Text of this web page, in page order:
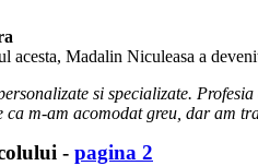
acesta, Madalin Niculeasa a
si specializate.
ca m-am acomodat greu, dar am
- pagina 2